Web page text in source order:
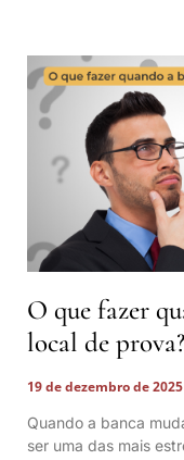
O que fazer
local de prova?
19 de dezembro de 2025
Quando a banca
ser uma das mais